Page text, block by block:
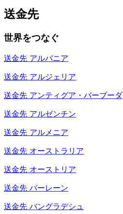
送金先
世界をつなぐ
送金先 アルバニア
送金先 アルジェリア
送金先 アンティグア・バーブーダ
送金先 アルゼンチン
送金先 アルメニア
送金先 オーストラリア
送金先 オーストリア
送金先 バーレーン
送金先 バングラデシュ